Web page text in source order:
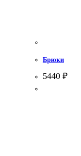
Брюки
5440 ₽